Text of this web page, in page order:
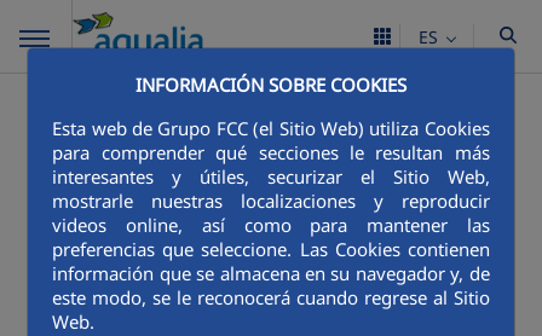
INFORMACIÓN SOBRE COOKIES
Esta web de Grupo FCC (el Sitio Web) utiliza Cookies
para comprender qué secciones le resultan más
interesantes y útiles, securizar el Sitio Web,
mostrarle nuestras localizaciones y reproducir
videos online, así como para mantener las
preferencias que seleccione. Las Cookies contienen
información que se almacena en su navegador y, de
este modo, se le reconocerá cuando regrese al Sitio
Web.
ES